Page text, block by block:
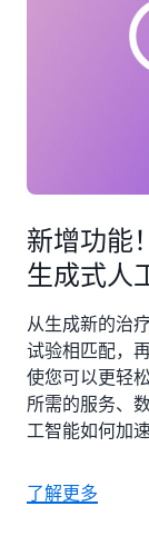
新增功能
生成式人
从生成新的治
试验相匹配，
使您可以更轻
所需的服务、
工智能如何加
了解更多